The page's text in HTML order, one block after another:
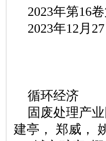
2023年第16
2023年12月 27
循环经济
固废处理产
建亭， 郑威，